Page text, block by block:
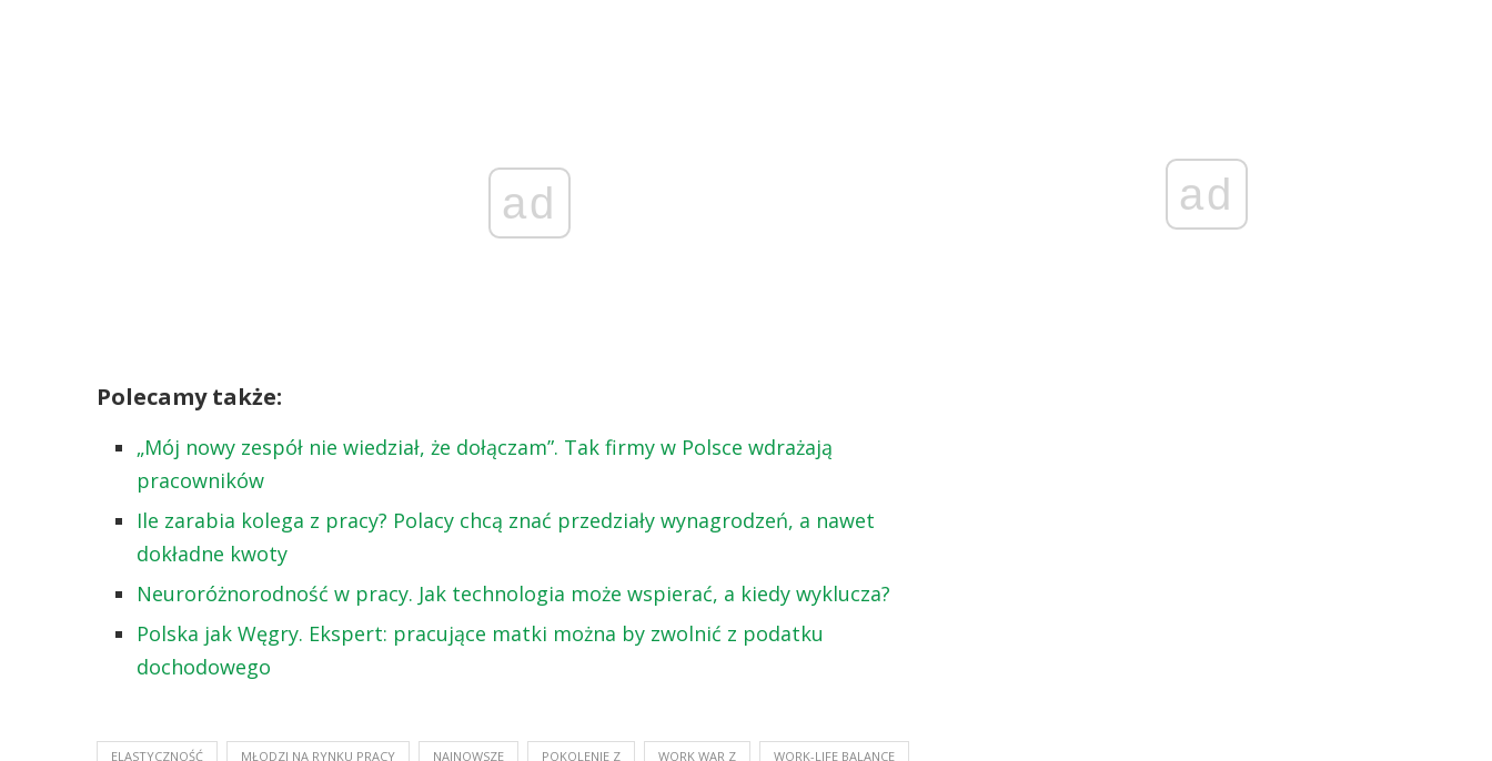
ad
Polecamy także:
„Mój nowy zespół nie wiedział, że dołączam”. Tak firmy w Polsce wdrażają
pracowników
Ile zarabia kolega z pracy? Polacy chcą znać przedziały wynagrodzeń, a nawet
dokładne kwoty
Neuroróżnorodność w pracy. Jak technologia może wspierać, a kiedy wyklucza?
Polska jak Węgry. Ekspert: pracujące matki można by zwolnić z podatku
dochodowego
ELASTYCZNOŚĆ MŁODZI NA RYNKU PRACY NAJNOWSZE POKOLENIE Z WORK WAR Z WORK-LIFE BALANCE
ad